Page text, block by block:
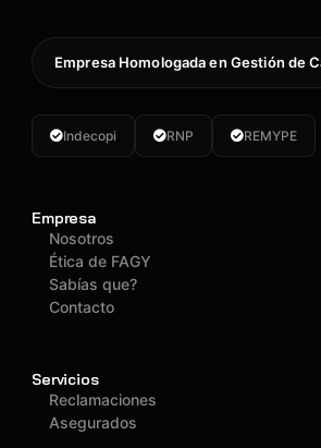
Empresa Homologada en Gestión de
Indecopi RNP REMYPE
Empresa
Nosotros
Ética de FAGY
Sabías que?
Contacto
Servicios
Reclamaciones
Asegurados